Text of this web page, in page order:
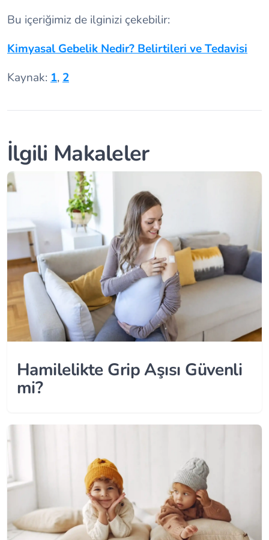
Bu içeriğimiz de ilginizi çekebilir:
Kimyasal Gebelik Nedir? Belirtileri ve Tedavisi
Kaynak: 1, 2
İlgili Makaleler
Hamilelikte Grip Aşısı Güvenli
mi?